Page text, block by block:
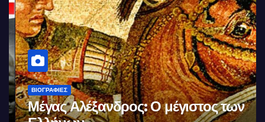
ΒΙΟΓΡΑΦΊΕΣ
Μέγας Αλέξανδρος: Ο μέγιστος των